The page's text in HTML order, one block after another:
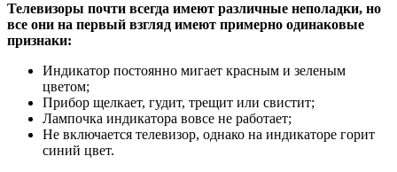
Телевизоры почти всегда имеют различные неполадки, но
все они на первый взгляд имеют примерно одинаковые
признаки:
Индикатор постоянно мигает красным и зеленым
цветом;
Прибор щелкает, гудит, трещит или свистит;
Лампочка индикатора вовсе не работает;
Не включается телевизор, однако на индикаторе горит
синий цвет.